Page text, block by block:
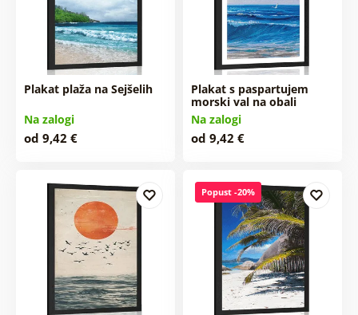
Plakat plaža na Sejšelih
Na zalogi
od 9,42 €
Plakat s paspartujem
morski val na obali
Na zalogi
od 9,42 €
Popust -20%